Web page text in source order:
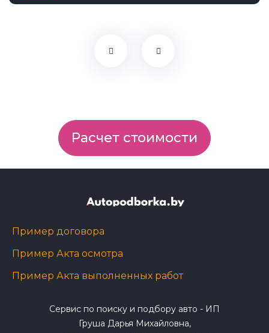
Расчет стоимости
Пример договора
Пример Акта осмотра
Пример Акта выполненных работ
Сервис по поиску и подбору авто - ИП
Груша Дарья Михайловна,